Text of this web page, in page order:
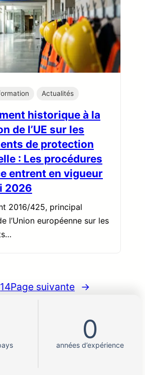
Actualités
historique à la
de l’UE sur les
de protection
: Les procédures
entrent en vigueur
2026
2016/425, principal
l’Union européenne sur les
14Page suivante →
0
années d’expérience